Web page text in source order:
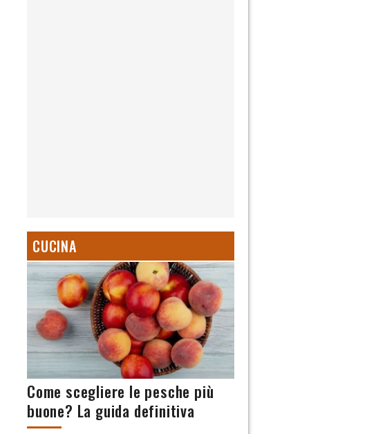
CUCINA
Come scegliere le pesche più
buone? La guida definitiva